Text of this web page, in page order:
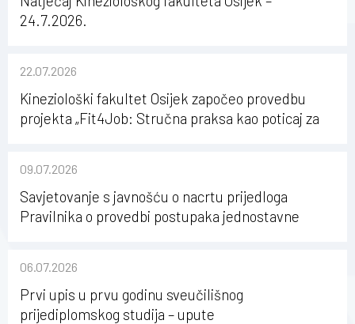
24.7.2026.
22.07.2026
Kineziološki fakultet Osijek započeo provedbu
projekta „Fit4Job: Stručna praksa kao poticaj za
09.07.2026
Savjetovanje s javnošću o nacrtu prijedloga
Pravilnika o provedbi postupaka jednostavne
Osijeku
06.07.2026
Prvi upis u prvu godinu sveučilišnog
prijediplomskog studija – upute